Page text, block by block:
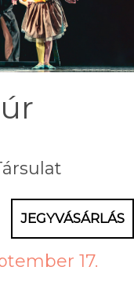
JEGYVÁSÁRLÁS
17.